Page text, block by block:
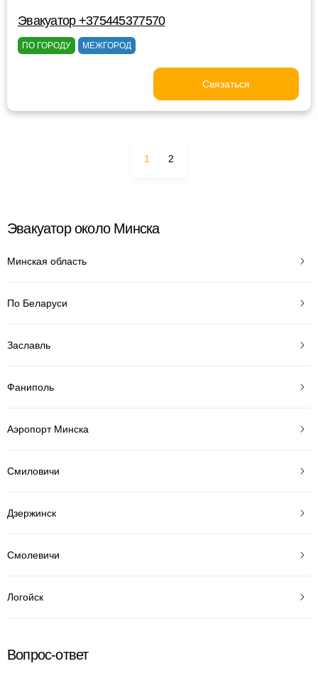
Эвакуатор +375445377570
ПО ГОРОДУ МЕЖГОРОД
Связаться
1 2
Эвакуатор около Минска
Минская область
По Беларуси
Заславль
Фаниполь
Аэропорт Минска
Смиловичи
Дзержинск
Смолевичи
Логойск
Вопрос-ответ